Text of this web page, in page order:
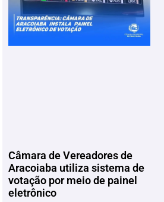
Câmara de Vereadores de
Aracoiaba utiliza sistema de
votação por meio de painel
eletrônico